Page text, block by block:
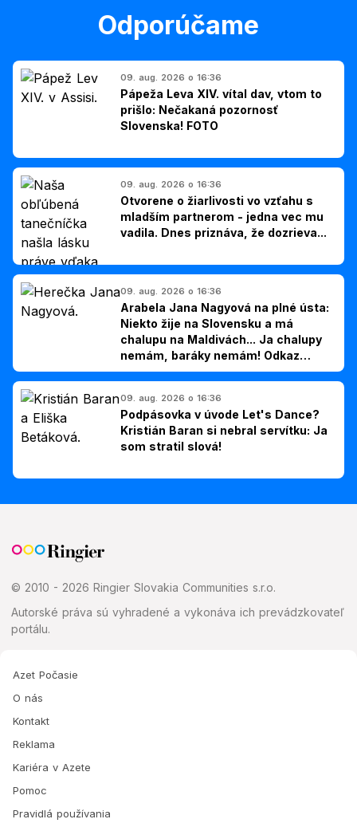
Odporúčame
09. aug. 2026 o 16:36
Pápeža Leva XIV. vítal dav, vtom to
prišlo: Nečakaná pozornosť
Slovenska! FOTO
09. aug. 2026 o 16:36
Otvorene o žiarlivosti vo vzťahu s
mladším partnerom - jedna vec mu
vadila. Dnes priznáva, že dozrieva...
09. aug. 2026 o 16:36
Arabela Jana Nagyová na plné ústa:
Niekto žije na Slovensku a má
chalupu na Maldivách... Ja chalupy
nemám, baráky nemám! Odkaz
Slovákom
09. aug. 2026 o 16:36
Podpásovka v úvode Let's Dance?
Kristián Baran si nebral servítku: Ja
som stratil slová!
© 2010 - 2026 Ringier Slovakia Communities s.r.o.
Autorské práva sú vyhradené a vykonáva ich prevádzkovateľ
portálu.
Azet Počasie
O nás
Kontakt
Reklama
Kariéra v Azete
Pomoc
Pravidlá používania